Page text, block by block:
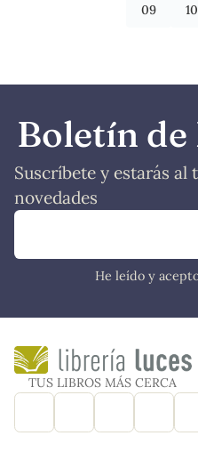
09 10
Boletín de
Suscríbete y estarás al
novedades
He leído y
TUS LIBROS MÁS CERCA